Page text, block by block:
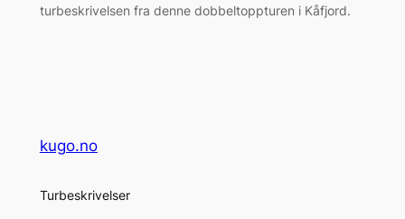
turbeskrivelsen fra denne dobbeltoppturen i Kåfjord.
kugo.no
Turbeskrivelser